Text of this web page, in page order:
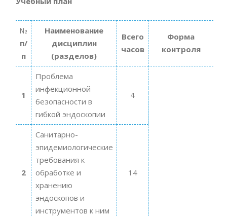
№
п/
п
Наименование
дисциплин
(разделов)
Всего
часов
Форма
контроля
1
Проблема
инфекционной
безопасности в
гибкой эндоскопии
4
2
Санитарно-
эпидемиологические
требования к
обработке и
хранению
эндоскопов и
инструментов к ним
14